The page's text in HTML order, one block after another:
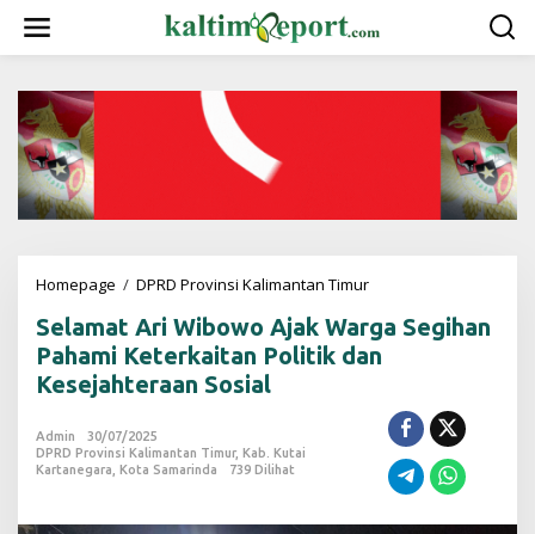
w
Homepage / DPRD Provinsi Kalimantan Timur
l
a
m
i
Selamat Ari Wibowo Ajak Warga Segihan
Pahami Keterkaitan Politik dan
Kesejahteraan Sosial
Admin
30/07/2025
DPRD Provinsi Kalimantan Timur, Kab. Kutai
Kartanegara Kota Samarinda 739 Dilihat